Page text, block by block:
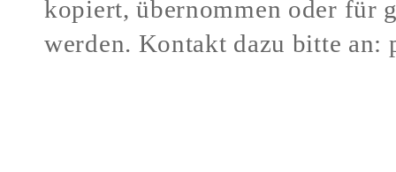
kopiert, übernommen oder für
werden. Kontakt dazu bitte an: